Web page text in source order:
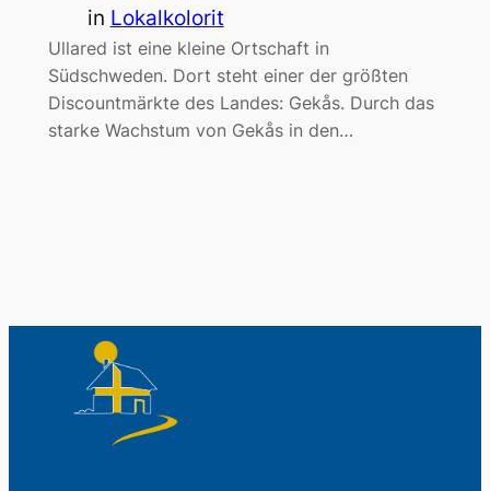
in Lokalkolorit
Ullared ist eine kleine Ortschaft in
Südschweden. Dort steht einer der größten
Discountmärkte des Landes: Gekås. Durch das
starke Wachstum von Gekås in den…